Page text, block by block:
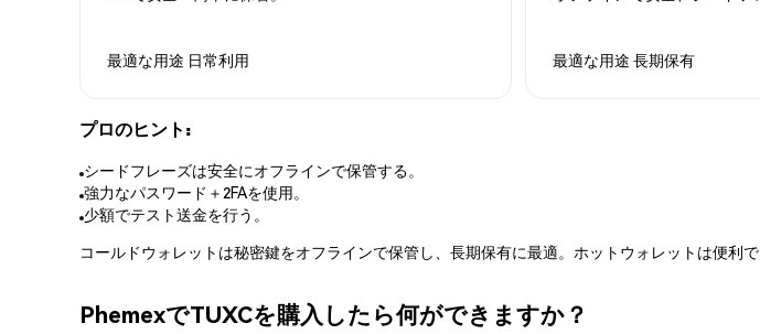
最適な用途 日常利用 最適な用途 長期保有
プロのヒント:
シードフレーズは安全にオフラインで保管する。
強力なパスワード＋2FAを使用。
少額でテスト送金を行う。
コールドウォレットは秘密鍵をオフラインで保管し、長期保有に最適。ホットウォレットは便利
PhemexでTUXCを購入したら何ができますか？